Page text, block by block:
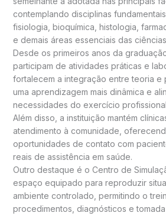
contemplando disciplinas
fisiologia, bioquímica, histologia,
e demais áreas essenciais das
Desde os primeiros anos da
participam de atividades práticas e
fortalecem a integração entre teoria e
uma aprendizagem mais dinâmica e
necessidades do exercício
Além disso, a instituição mantém
atendimento à comunidade,
oportunidades de contato com
reais de assistência em saúde.
Outro destaque é o Centro de
espaço equipado para reproduzir
ambiente controlado, permitindo o
procedimentos, diagnósticos e